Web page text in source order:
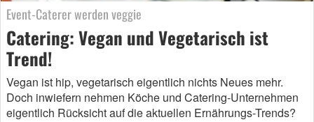
Event-Caterer werden veggie
Catering: Vegan und Vegetarisch ist
Trend!
Vegan ist hip, vegetarisch eigentlich nichts Neues mehr.
Doch inwiefern nehmen Köche und Catering-Unternehmen
eigentlich Rücksicht auf die aktuellen Ernährungs-Trends?